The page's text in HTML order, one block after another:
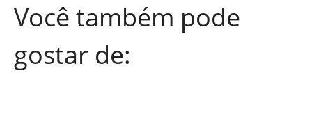
Você também pode
gostar de: